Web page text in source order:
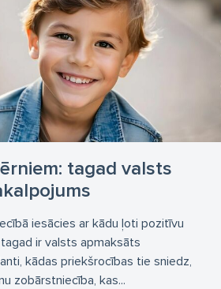
tagad valsts
iesācies ar kādu ļoti pozitīvu
ir valsts apmaksāts
kādas priekšrocības tie sniedz,
zobārstniecība, kas...